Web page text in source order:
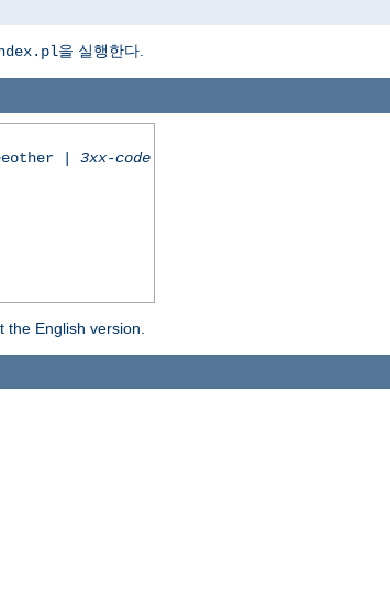
을 실행한다.
| 3xx-code
English version.